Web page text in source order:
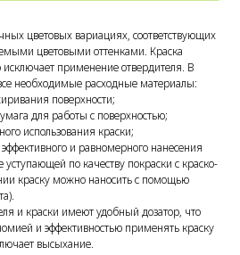
цветовых вариациях, соответствующих
цветовыми оттенками. Краска
исключает применение отвердителя. В
необходимые расходные материалы:
поверхности;
для работы с поверхностью;
использования краски;
и равномерного нанесения
уступающей по качеству покраски с краско-
краску можно наносить с помощью
и краски имеют удобный дозатор, что
и эффективностью применять краску
высыхание.